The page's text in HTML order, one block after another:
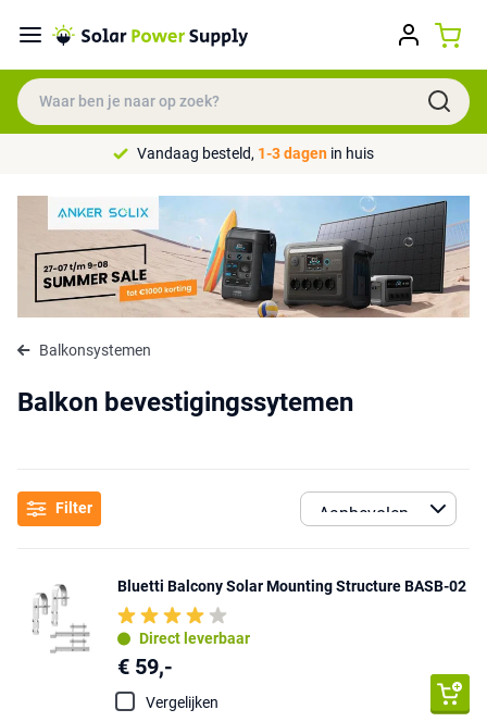
Vandaag besteld, 1-3 dagen in huis
Balkonsystemen
Balkon bevestigingssytemen
Filter
Bluetti Balcony Solar Mounting Structure BASB-02
Direct leverbaar
€ 59,-
Vergelijken